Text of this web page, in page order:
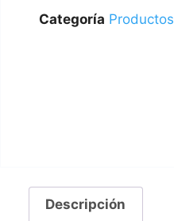
Categoría Productos
Descripción